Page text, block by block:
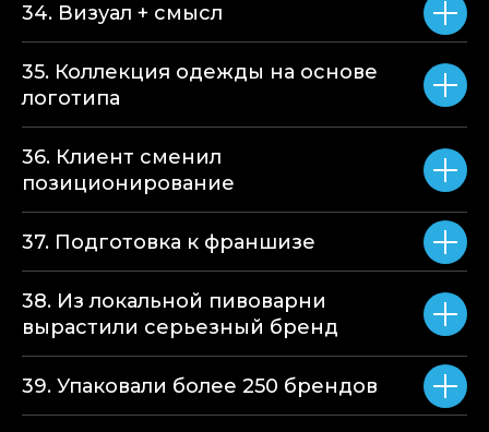
34. Визуал + смысл
35. Коллекция одежды на основе
логотипа
36. Клиент сменил
позиционирование
37. Подготовка к франшизе
38. Из локальной пивоварни
вырастили серьезный бренд
39. Упаковали более 250 брендов